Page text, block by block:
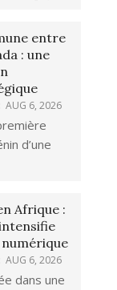
entre
: une
AUG 6, 2026
d’une
Afrique :
AUG 6, 2026
dans une